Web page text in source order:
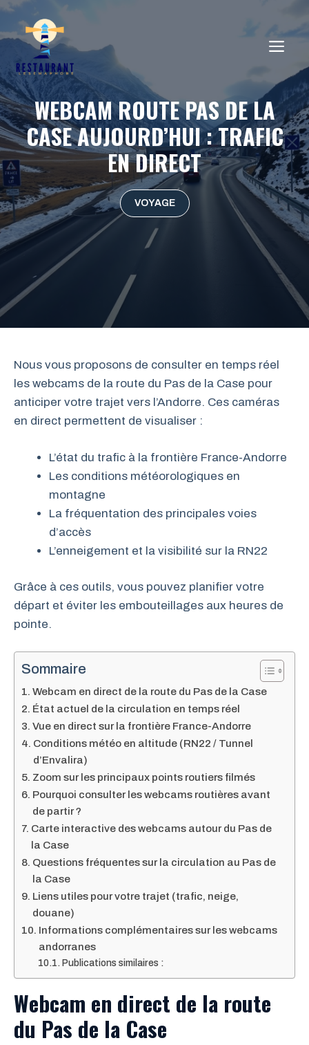
Aller
contenu
WEBCAM ROUTE PAS DE LA
CASE AUJOURD’HUI : TRAFIC
EN DIRECT
VOYAGE
Nous vous proposons de consulter en temps réel
les webcams de la route du Pas de la Case pour
anticiper votre trajet vers l’Andorre. Ces caméras
en direct permettent de visualiser :
L’état du trafic à la frontière France-Andorre
Les conditions météorologiques en
montagne
La fréquentation des principales voies
d’accès
L’enneigement et la visibilité sur la RN22
Grâce à ces outils, vous pouvez planifier votre
départ et éviter les embouteillages aux heures de
pointe.
Sommaire
Webcam en direct de la route du Pas de la Case
État actuel de la circulation en temps réel
Vue en direct sur la frontière France-Andorre
Conditions météo en altitude (RN22 / Tunnel
d’Envalira)
Zoom sur les principaux points routiers filmés
Pourquoi consulter les webcams routières avant
de partir ?
Carte interactive des webcams autour du Pas de
la Case
Questions fréquentes sur la circulation au Pas de
la Case
Liens utiles pour votre trajet (trafic, neige,
douane)
Informations complémentaires sur les webcams
andorranes
Publications similaires :
Webcam en direct de la route
du Pas de la Case